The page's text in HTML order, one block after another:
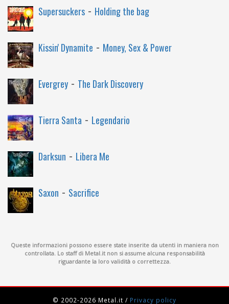
Supersuckers - Holding the bag
Kissin' Dynamite - Money, Sex & Power
Evergrey - The Dark Discovery
Tierra Santa - Legendario
Darksun - Libera Me
Saxon - Sacrifice
Queste informazioni possono essere state inserite da utenti in maniera non
controllata. Lo staff di Metal.it non si assume alcuna responsabilità
riguardante la loro validità o correttezza.
© 2002-2026 Metal.it / Privacy policy